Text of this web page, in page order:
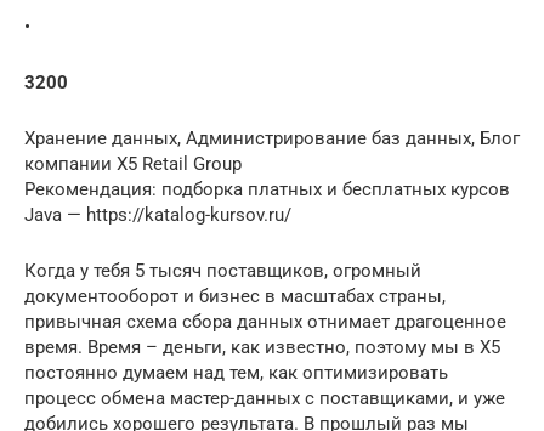
•
3200
Хранение данных, Администрирование баз данных, Блог
компании X5 Retail Group
Рекомендация: подборка платных и бесплатных курсов
Java — https://katalog-kursov.ru/
Когда у тебя 5 тысяч поставщиков, огромный
документооборот и бизнес в масштабах страны,
привычная схема сбора данных отнимает драгоценное
время. Время – деньги, как известно, поэтому мы в X5
постоянно думаем над тем, как оптимизировать
процесс обмена мастер-данных с поставщиками, и уже
добились хорошего результата. В прошлый раз мы